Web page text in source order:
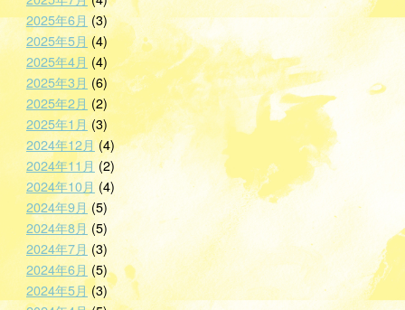
2025年6月(3)
2025年5月(4)
2025年4月 (4)
2025年3月 (6)
2025年2月 (2)
2025年1月 (3)
2024年12月(4)
2024年11月 (2)
2024年10月 (4)
2024年9月(5)
2024年8月 (5)
2024年7月(3)
2024年6月 (5)
2024年5月(3)